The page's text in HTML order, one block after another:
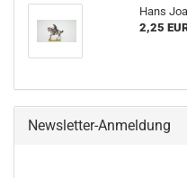
Hans
2,25
Newsletter-Anmeldung